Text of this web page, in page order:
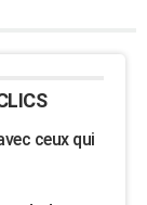
ceux qui